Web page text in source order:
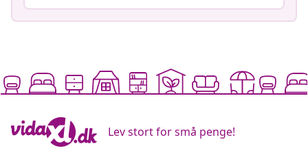
Lev stort for små penge!